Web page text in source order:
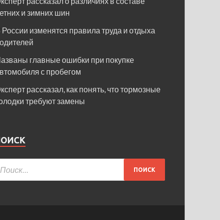
и зимних шин
России изменятся правила труда и отдыха
главные ошибки при покупке
с пробегом
рассказал, как понять, что тормозные
требуют замены